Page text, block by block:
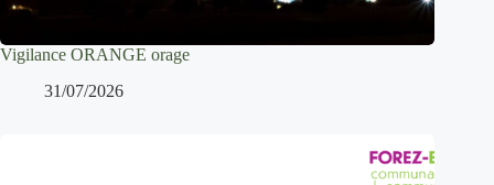
Vigilance ORANGE orage
31/07/2026